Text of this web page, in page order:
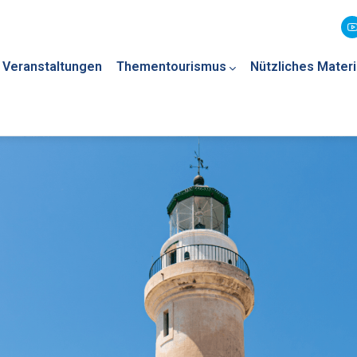
Veranstaltungen Thementourismus Nützliches